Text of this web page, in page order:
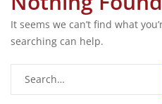
It seems we can’t find what
searching can help.